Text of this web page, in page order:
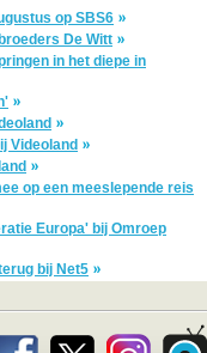
op SBS6
De Witt
in het diepe in
Videoland
op een meeslepende reis
Europa' bij Omroep
bij Net5